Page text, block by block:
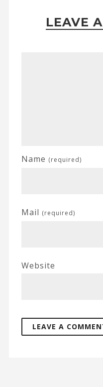
LEAVE
Name (required)
Mail (required)
Website